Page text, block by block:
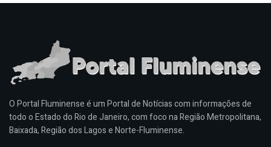
O Portal Fluminense é um Portal de Notícias com informações de
todo o Estado do Rio de Janeiro, com foco na Região Metropolitana,
Baixada, Região dos Lagos e Norte-Fluminense.